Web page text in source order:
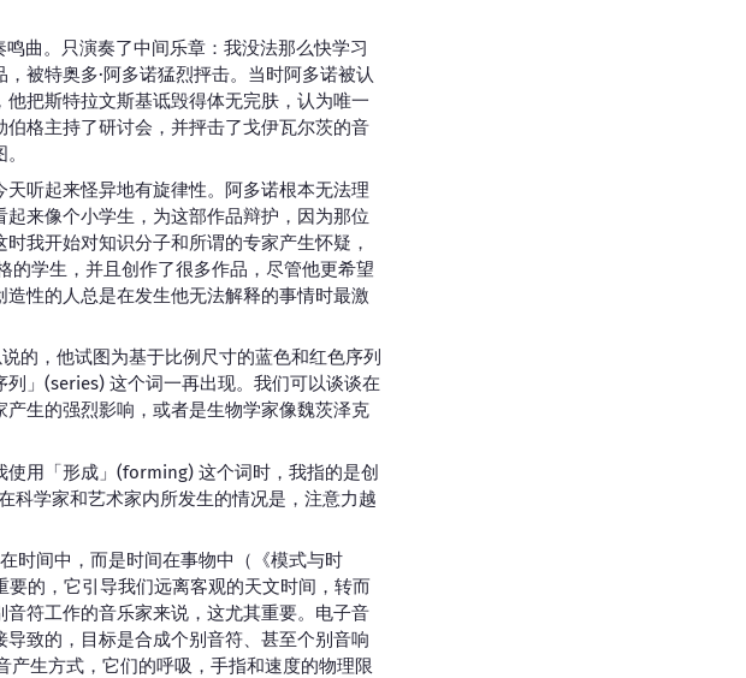
曲。只演奏了中间乐章：我没法那么快学习
被特奥多·阿多诺猛烈抨击。当时阿多诺被认
把斯特拉文斯基诋毁得体无完肤，认为唯一
格主持了研讨会，并抨击了戈伊瓦尔茨的音
听起来怪异地有旋律性。阿多诺根本无法理
来像个小学生，为这部作品辩护，因为那位
我开始对知识分子和所谓的专家产生怀疑，
的学生，并且创作了很多作品，尽管他更希望
性的人总是在发生他无法解释的事情时最激
的，他试图为基于比例尺寸的蓝色和红色序列
」(series) 这个词一再出现。我们可以谈谈在
生的强烈影响，或者是生物学家像魏茨泽克
用「形成」(forming) 这个词时，我指的是创
科学家和艺术家内所发生的情况是，注意力越
时间中，而是时间在事物中（《模式与时
的，它引导我们远离客观的天文时间，转而
符工作的音乐家来说，这尤其重要。电子音
致的，目标是合成个别音符、甚至个别音响
生方式，它们的呼吸，手指和速度的物理限